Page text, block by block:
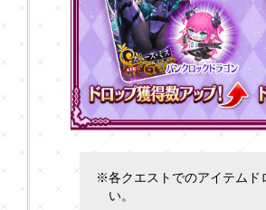
※各クエストでのアイテムド
い。